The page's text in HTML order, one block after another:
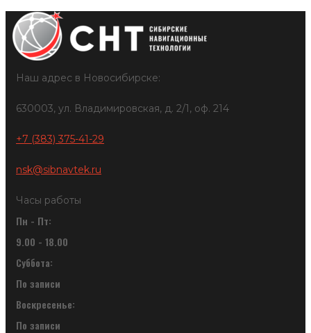
Наш адрес в Новосибирске:
630003, ул. Владимировская, д. 2/1, оф. 214
+7 (383) 375-41-29
nsk@sibnavtek.ru
Часы работы
Пн - Пт:
9.00 - 18.00
Суббота:
По записи
Воскресенье:
По записи